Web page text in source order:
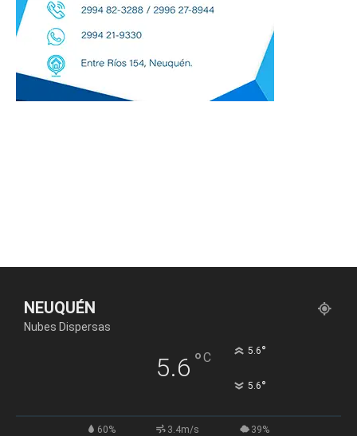
NEUQUÉN
Nubes Dispersas
5.6 °C 5.6°
5.6°
60% 3.4m/s 39%